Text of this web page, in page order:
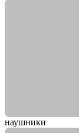
наушники